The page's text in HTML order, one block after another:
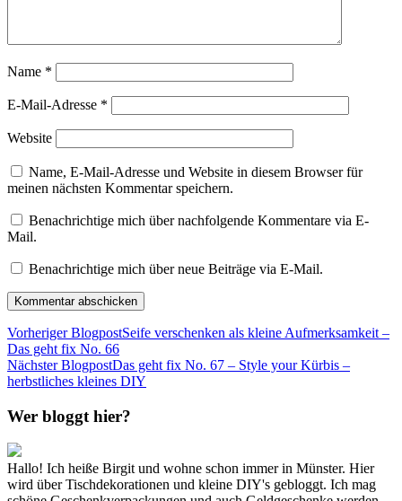
Name *
E-Mail-Adresse *
Website
Name, E-Mail-Adresse und Website in diesem Browser für
meinen nächsten Kommentar speichern.
Benachrichtige mich über nachfolgende Kommentare via E-
Mail.
Benachrichtige mich über neue Beiträge via E-Mail.
Vorheriger BlogpostSeife verschenken als kleine Aufmerksamkeit –
Das geht fix No. 66
Nächster BlogpostDas geht fix No. 67 – Style your Kürbis –
herbstliches kleines DIY
Wer bloggt hier?
Hallo! Ich heiße Birgit und wohne schon immer in Münster. Hier
wird über Tischdekorationen und kleine DIY's gebloggt. Ich mag